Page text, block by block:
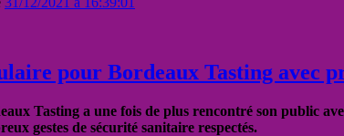
pour Bordeaux Tasting avec
Tasting a une fois de plus rencontré son public
gestes de sécurité sanitaire respectés.